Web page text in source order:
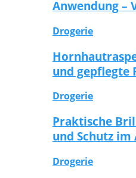
Anwendung –
Drogerie
und gepflegte
Drogerie
Praktische
und Schutz im
Drogerie